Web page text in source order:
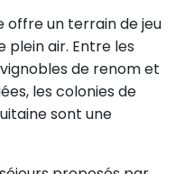
offre un terrain de jeu
plein air. Entre les
de renom et
les colonies de
sont une